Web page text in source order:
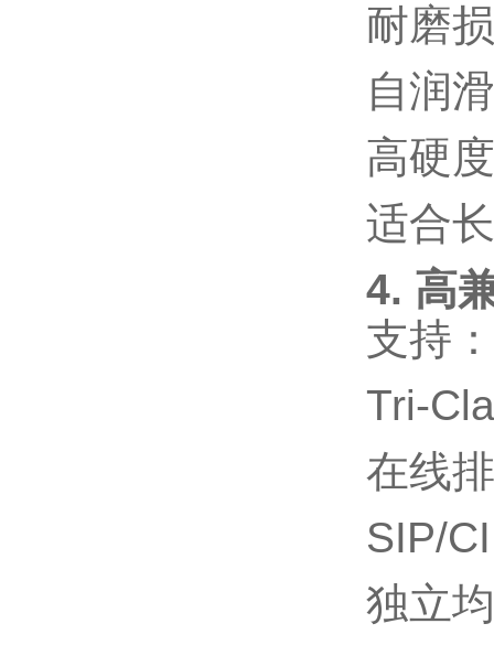
耐磨损
自润滑
高硬度
适合
4. 高
支持：
Tri-
在线
SIP/
独立